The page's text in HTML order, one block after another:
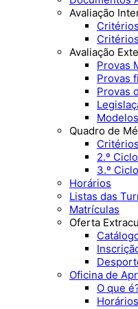
Avaliação
Avaliação
Provas
Provas
Provas
Modelos
Quadro de
2.º Ciclo
3.º Ciclo
Horários
Listas das
Matrículas
Oferta
Oficina de
O que